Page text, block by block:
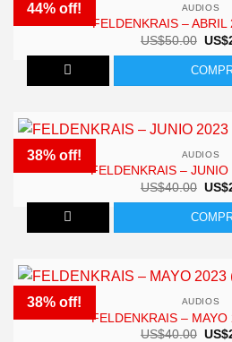
44% off! AUDIOS
FELDENKRAIS – ABRIL
US$50.00 El
era:
US$
38% off! AUDIOS
FELDENKRAIS –
US$40.00 El
era:
US$
38% off! AUDIOS
FELDENKRAIS –
US$40.00 El
US$